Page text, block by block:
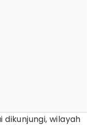
wilayah